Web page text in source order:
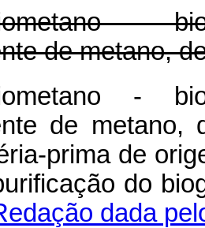
-
de metano,
-
de metano,
prima de
do
dada